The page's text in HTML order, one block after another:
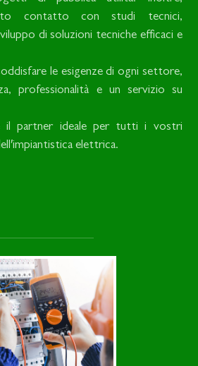
contatto con studi tecnici,
di soluzioni tecniche efficaci e
le esigenze di ogni settore,
professionalità e un servizio su
il partner ideale per tutti i vostri
elettrica.